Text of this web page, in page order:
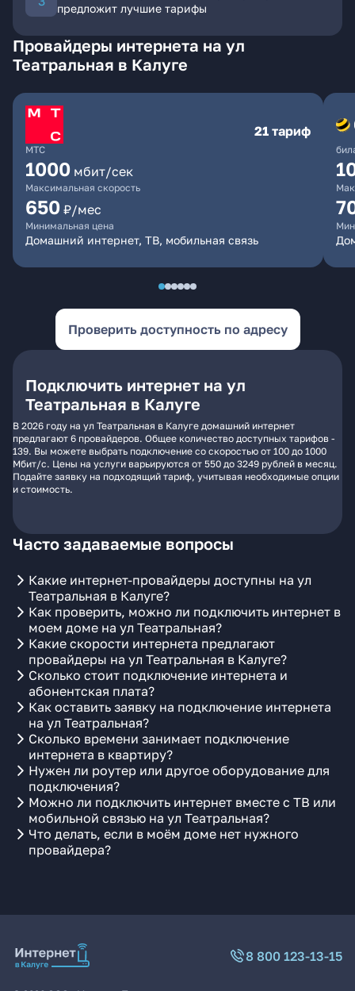
предложит лучшие тарифы
Провайдеры интернета на ул
Театральная в Калуге
МТС
21 тариф
1000 мбит/сек
Максимальная скорость
650 ₽/мес
Минимальная цена
Домашний интернет, ТВ, мобильная связь
Проверить доступность по адресу
Подключить интернет на ул
Театральная в Калуге
В 2026 году на ул Театральная в Калуге домашний интернет
предлагают 6 провайдеров. Общее количество доступных тарифов -
139. Вы можете выбрать подключение со скоростью от 100 до 1000
Мбит/с. Цены на услуги варьируются от 550 до 3249 рублей в месяц.
Подайте заявку на подходящий тариф, учитывая необходимые опции
и стоимость.
Часто задаваемые вопросы
Какие интернет-провайдеры доступны на ул
Театральная в Калуге?
Как проверить, можно ли подключить интернет в
моем доме на ул Театральная?
Какие скорости интернета предлагают
провайдеры на ул Театральная в Калуге?
Сколько стоит подключение интернета и
абонентская плата?
Как оставить заявку на подключение интернета
на ул Театральная?
Сколько времени занимает подключение
интернета в квартиру?
Нужен ли роутер или другое оборудование для
подключения?
Можно ли подключить интернет вместе с ТВ или
мобильной связью на ул Театральная?
Что делать, если в моём доме нет нужного
провайдера?
8 800 123-13-15